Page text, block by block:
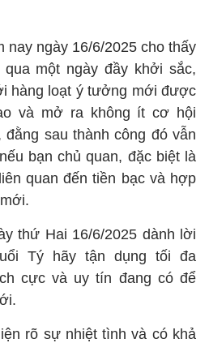
nay ngày 16/6/2025 cho thấy
một ngày đầy khởi sắc,
hàng loạt ý tưởng mới được
và mở ra không ít cơ hội
đằng sau thành công đó vẫn
bạn chủ quan, đặc biệt là
quan đến tiền bạc và hợp
thứ Hai 16/6/2025 dành lời
Tý hãy tận dụng tối đa
cực và uy tín đang có để
rõ sự nhiệt tình và có khả